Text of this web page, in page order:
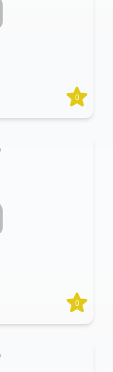
0
0